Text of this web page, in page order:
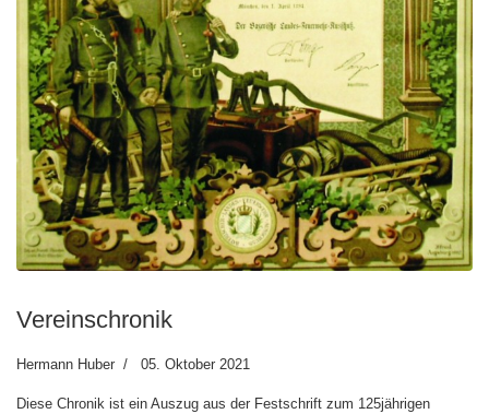
Vereinschronik
Hermann Huber 05. Oktober 2021
Diese Chronik ist ein Auszug aus der Festschrift zum 125jährigen